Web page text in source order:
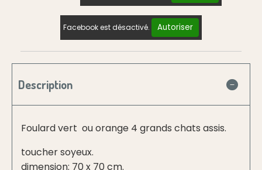
Facebook est désactivé. Autoriser
Description
Foulard vert ou orange 4 grands chats assis.
toucher soyeux.
dimension: 70 x 70 cm.